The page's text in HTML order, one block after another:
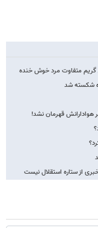
گریم متفاوت مرد خوش خنده
شکسته شد
هوادارانش قهرمان نشد!